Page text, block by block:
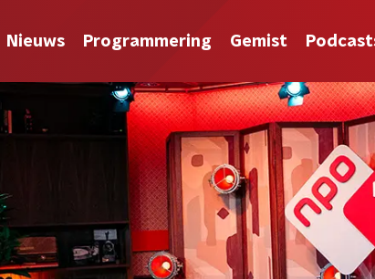
Nieuws Programmering Gemist